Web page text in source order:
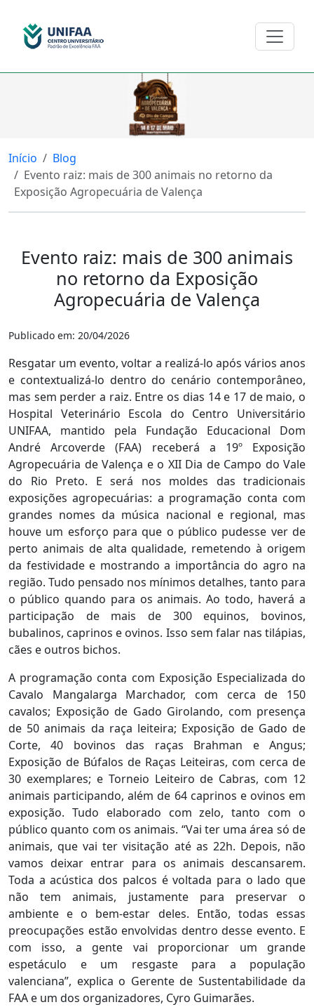
Início
Blog
Evento raiz: mais de 300 animais no retorno da
Exposição Agropecuária de Valença
Evento raiz: mais de 300 animais
no retorno da Exposição
Agropecuária de Valença
Publicado em: 20/04/2026
Resgatar um evento, voltar a realizá-lo após vários anos
e contextualizá-lo dentro do cenário contemporâneo,
mas sem perder a raiz. Entre os dias 14 e 17 de maio, o
Hospital Veterinário Escola do Centro Universitário
UNIFAA, mantido pela Fundação Educacional Dom
André Arcoverde (FAA) receberá a 19º Exposição
Agropecuária de Valença e o XII Dia de Campo do Vale
do Rio Preto. E será nos moldes das tradicionais
exposições agropecuárias: a programação conta com
grandes nomes da música nacional e regional, mas
houve um esforço para que o público pudesse ver de
perto animais de alta qualidade, remetendo à origem
da festividade e mostrando a importância do agro na
região. Tudo pensado nos mínimos detalhes, tanto para
o público quando para os animais. Ao todo, haverá a
participação de mais de 300 equinos, bovinos,
bubalinos, caprinos e ovinos. Isso sem falar nas tilápias,
cães e outros bichos.
A programação conta com Exposição Especializada do
Cavalo Mangalarga Marchador, com cerca de 150
cavalos; Exposição de Gado Girolando, com presença
de 50 animais da raça leiteira; Exposição de Gado de
Corte, 40 bovinos das raças Brahman e Angus;
Exposição de Búfalos de Raças Leiteiras, com cerca de
30 exemplares; e Torneio Leiteiro de Cabras, com 12
animais participando, além de 64 caprinos e ovinos em
exposição. Tudo elaborado com zelo, tanto com o
público quanto com os animais. “Vai ter uma área só de
animais, que vai ter visitação até as 22h. Depois, não
vamos deixar entrar para os animais descansarem.
Toda a acústica dos palcos é voltada para o lado que
não tem animais, justamente para preservar o
ambiente e o bem-estar deles. Então, todas essas
preocupações estão envolvidas dentro desse evento. E
com isso, a gente vai proporcionar um grande
espetáculo e um resgaste para a população
valenciana”, explica o Gerente de Sustentabilidade da
FAA e um dos organizadores, Cyro Guimarães.